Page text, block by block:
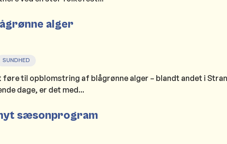
alger
SUNDHED
føre til opblomstring af blågrønne alger – blandt andet i
dage, er det med...
sæsonprogram